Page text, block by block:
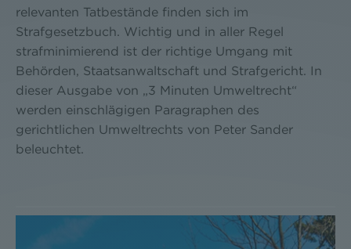
relevanten Tatbestände finden sich im
Strafgesetzbuch. Wichtig und in aller Regel
strafminimierend ist der richtige Umgang mit
Behörden, Staatsanwaltschaft und Strafgericht. In
dieser Ausgabe von „3 Minuten Umweltrecht“
werden einschlägigen Paragraphen des
gerichtlichen Umweltrechts von Peter Sander
beleuchtet.